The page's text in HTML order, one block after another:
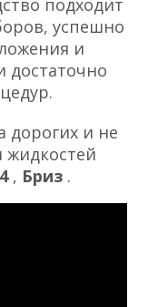
подходит
успешно
и
достаточно
дорогих и не
, Бриз .